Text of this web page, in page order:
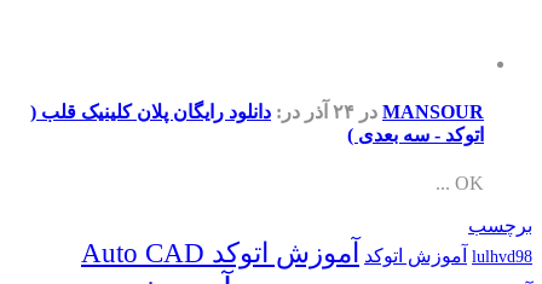
MANSOUR در ۲۴ آذر در: دانلود رایگان پلان کلینیک قلب (
اتوکد - سه بعدی )
OK ...
برچسب
lulhvd98 آموزش اتوکد آموزش اتوکد Auto CAD